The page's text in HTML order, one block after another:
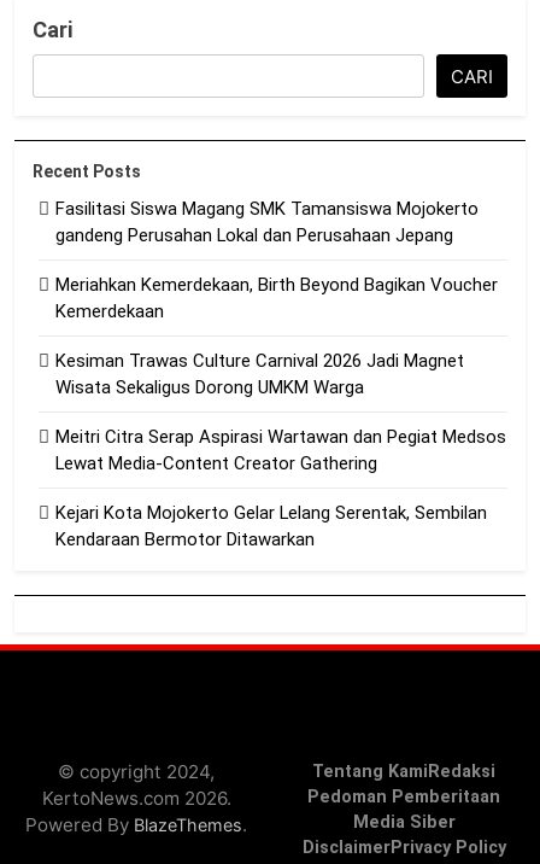
Cari
CARI
Recent Posts
Fasilitasi Siswa Magang SMK Tamansiswa Mojokerto
gandeng Perusahan Lokal dan Perusahaan Jepang
Meriahkan Kemerdekaan, Birth Beyond Bagikan Voucher
Kemerdekaan
Kesiman Trawas Culture Carnival 2026 Jadi Magnet
Wisata Sekaligus Dorong UMKM Warga
Meitri Citra Serap Aspirasi Wartawan dan Pegiat Medsos
Lewat Media-Content Creator Gathering
Kejari Kota Mojokerto Gelar Lelang Serentak, Sembilan
Kendaraan Bermotor Ditawarkan
© copyright 2024,
KertoNews.com 2026.
Powered By BlazeThemes.
Tentang Kami Redaksi
Pedoman Pemberitaan
Media Siber
DisclaimerPrivacy Policy